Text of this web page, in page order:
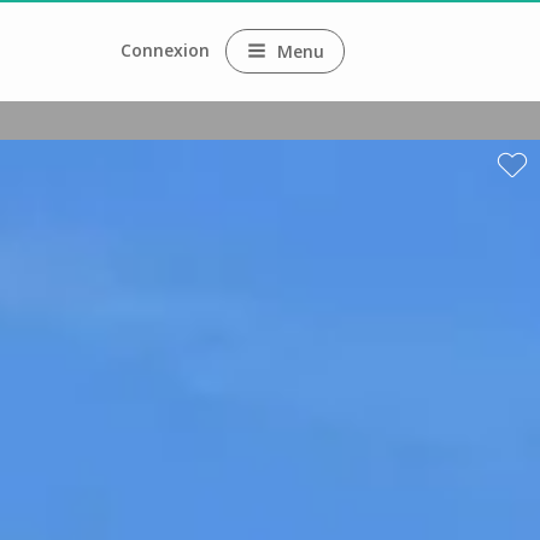
Connexion Menu